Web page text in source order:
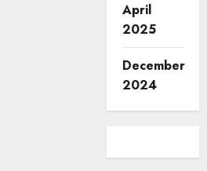
April
2025
December
2024